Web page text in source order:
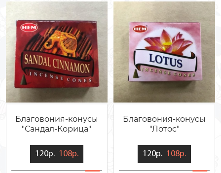
Благовония-конусы
"Сандал-Корица"
120р. 108р.
Благовония-конусы
"Лотос"
120р. 108р.